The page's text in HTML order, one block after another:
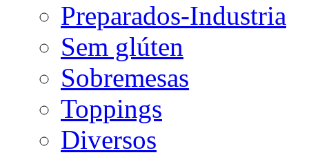
Preparados-Industria
Sem glúten
Sobremesas
Toppings
Diversos